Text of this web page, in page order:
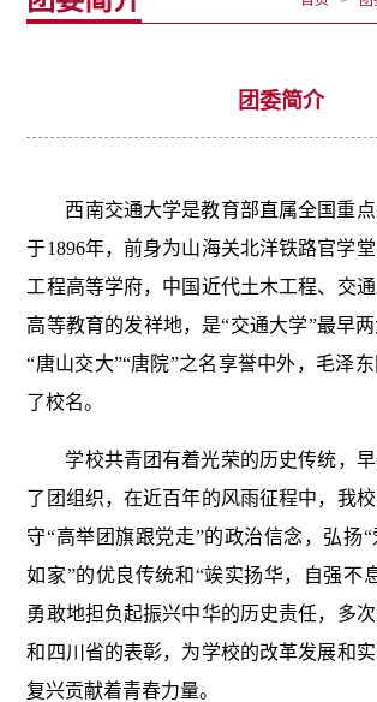
团委简介
西南交通大学是教育部直属全国重
于1896年，前身为山海关北洋铁路官学
工程高等学府，中国近代土木工程、交
高等教育的发祥地，是“交通大学”最早
“唐山交大”“唐院”之名享誉中外，毛泽
了校名。
学校共青团有着光荣的历史传统，
了团组织，在近百年的风雨征程中，我
守“高举团旗跟党走”的政治信念，弘扬
如家”的优良传统和“竢实扬华，自强不
勇敢地担负起振兴中华的历史责任，多
和四川省的表彰，为学校的改革发展和
复兴贡献着青春力量。